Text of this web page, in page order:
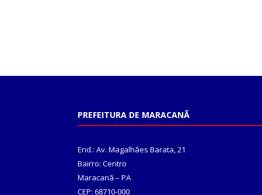
PREFEITURA DE MARACANÃ
End.: Av. Magalhães Barata, 21
Bairro: Centro
Maracanã – PA
CEP: 68710-000